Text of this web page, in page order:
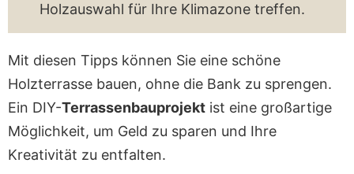
Holzauswahl für Ihre Klimazone treffen.
Mit diesen Tipps können Sie eine schöne
Holzterrasse bauen, ohne die Bank zu sprengen.
Ein DIY-Terrassenbauprojekt ist eine großartige
Möglichkeit, um Geld zu sparen und Ihre
Kreativität zu entfalten.